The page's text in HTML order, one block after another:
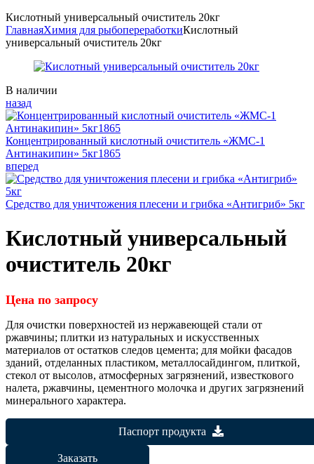
Кислотный универсальный очиститель 20кг
ГлавнаяХимия для рыбопереработкиКислотный
универсальный очиститель 20кг
Availability:
В наличии
назад
Концентрированный кислотный очиститель «ЖМС-1
Антинакипин» 5кг1865
вперед
Cредство для уничтожения плесени и грибка «Антигриб» 5кг
Кислотный универсальный
очиститель 20кг
Цена по запросу
Для очистки поверхностей из нержавеющей стали от
ржавчины; плитки из натуральных и искусственных
материалов от остатков следов цемента; для мойки фасадов
зданий, отделанных пластиком, металлосайдингом, плиткой,
стекол от высолов, атмосферных загрязнений, известкового
налета, ржавчины, цементного молочка и других загрязнений
минерального характера.
Паспорт продукта
Заказать